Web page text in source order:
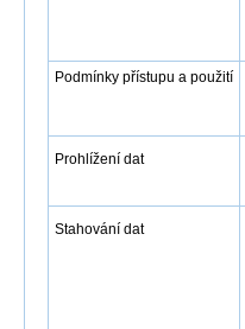
Podmínky přístupu a použití
Prohlížení dat
Stahování dat